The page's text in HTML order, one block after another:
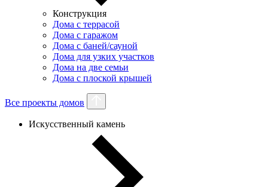
Конструкция
Дома с террасой
Дома с гаражом
Дома с баней/сауной
Дома для узких участков
Дома на две семьи
Дома с плоской крышей
Все проекты домов
Искусственный камень